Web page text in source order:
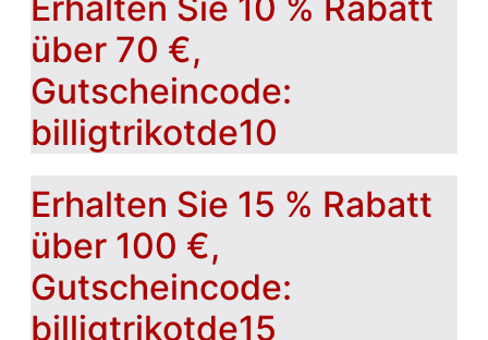
über 70 €,
Gutscheincode:
billigtrikotde10
Erhalten Sie 15 % Rabatt
über 100 €,
Gutscheincode:
billigtrikotde15